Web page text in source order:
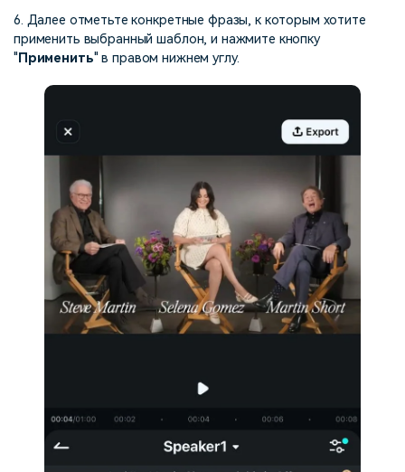
6. Далее отметьте конкретные фразы, к которым хотите
применить выбранный шаблон, и нажмите кнопку
" Применить" в правом нижнем углу.